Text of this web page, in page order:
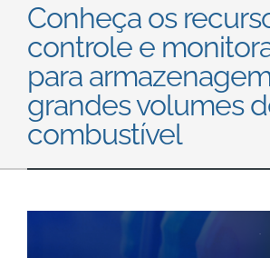
Español English
Brazil
Português
English
Español
Conheça os
controle e
para
grandes volumes
combustível